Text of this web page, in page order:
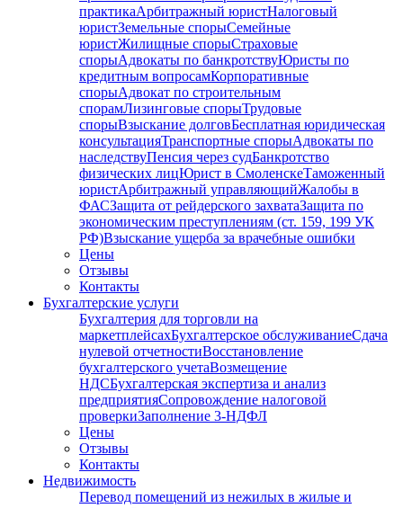
практикаАрбитражный юристНалоговый
юристЗемельные спорыСемейные
юристЖилищные спорыСтраховые
спорыАдвокаты по банкротствуЮристы по
кредитным вопросамКорпоративные
спорыАдвокат по строительным
спорамЛизинговые спорыТрудовые
спорыВзыскание долговБесплатная юридическая
консультацияТранспортные спорыАдвокаты по
наследствуПенсия через судБанкротство
физических лицЮрист в СмоленскеТаможенный
юристАрбитражный управляющийЖалобы в
ФАСЗащита от рейдерского захватаЗащита по
экономическим преступлениям (ст. 159, 199 УК
РФ)Взыскание ущерба за врачебные ошибки
Цены
Отзывы
Контакты
Бухгалтерские услуги
Бухгалтерия для торговли на
маркетплейсахБухгалтерское обслуживаниеСдача
нулевой отчетностиВосстановление
бухгалтерского учетаВозмещение
НДСБухгалтерская экспертиза и анализ
предприятияСопровождение налоговой
проверкиЗаполнение 3-НДФЛ
Цены
Отзывы
Контакты
Недвижимость
Перевод помещений из нежилых в жилые и